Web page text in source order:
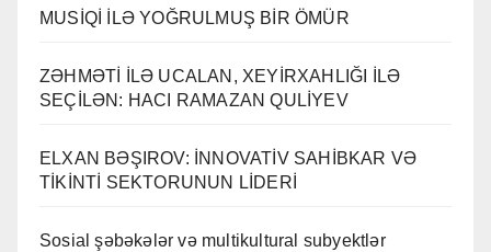
MUSİQİ İLƏ YOĞRULMUŞ BİR ÖMÜR
ZƏHMƏTİ İLƏ UCALAN, XEYİRXAHLIĞI İLƏ
SEÇİLƏN: HACI RAMAZAN QULİYEV
ELXAN BƏŞIROV: İNNOVATİV SAHİBKAR VƏ
TİKİNTİ SEKTORUNUN LİDERİ
Sosial şəbəkələr və multikultural subyektlər